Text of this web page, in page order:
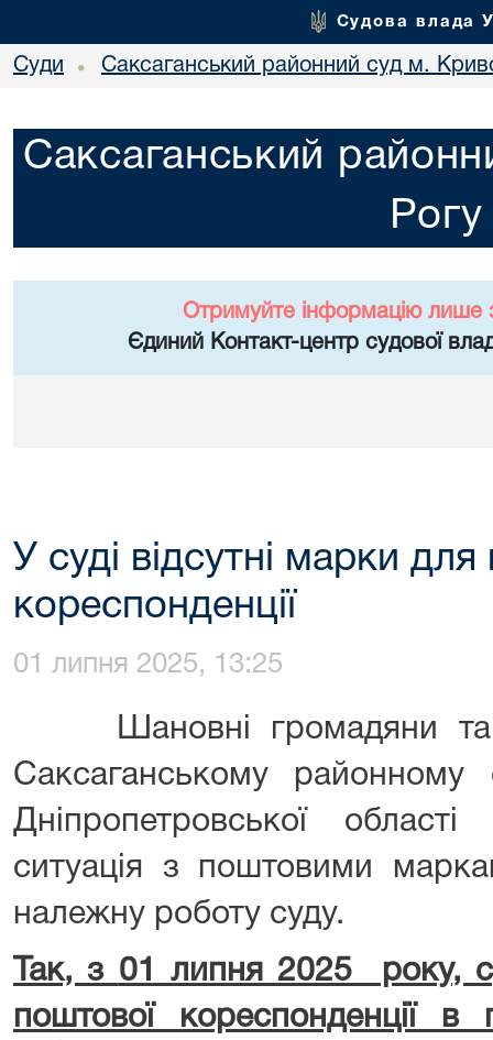
Судова влада
Суди • Саксаганський районний суд м.
Саксаганський
Рогу
Отримуйте інформацію лише
Єдиний Контакт-центр судової
У суді відсутні марки
кореспонденції
01 липня 2025, 13:25
Шановні громадяни та
Саксаганському
Дніпропетровської
ситуація з поштовими
належну роботу суду.
Так, з 01 липня 2025 року,
поштової кореспонденції в